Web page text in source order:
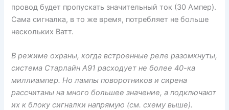
провод будет пропускать значительный ток (30 Ампер).
Сама сигналка, в то же время, потребляет не больше
нескольких Ватт.
В режиме охраны, когда встроенные реле разомкнуты,
система Старлайн А91 расходует не более 40-ка
миллиампер. Но лампы поворотников и сирена
рассчитаны на много большее значение, а подключают
их к блоку сигналки напрямую (см. схему выше).